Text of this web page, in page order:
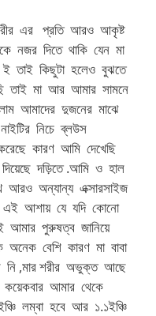
এর প্রতি আরও আকৃষ্ট
নজর দিতে থাকি যেন মা
তাই কিছুটা হলেও বুঝতে
তাই মা আর আমার সামনে
আমাদের দুজনের মাঝে
নিচে ব্লউস
কারণ আমি দেখেছি
দড়িতে .আমি ও হাল
আরও অন্যান্য এক্সারসাইজ
এই আশায় যে যদি কোনো
আমার পুরুষত্ব জানিয়ে
অনেক বেশি কারণ মা বাবা
নি ,মার শরীর অভুক্ত আছে
কয়েকবার আমার থেকে
লম্বা হবে আর ১.১ইঞ্চি